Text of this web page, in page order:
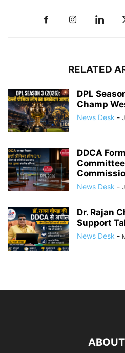
RELATED
DPL
Champ
News Desk -
DDCA
News Desk -
Dr. Rajan
Support
News Desk -